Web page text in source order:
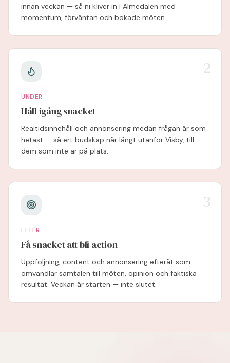
innan veckan — så ni kliver in i Almedalen med
momentum, förväntan och bokade möten.
2
UNDER
Håll igång snacket
Realtidsinnehåll och annonsering medan frågan är som
hetast — så ert budskap når långt utanför Visby, till
dem som inte är på plats.
3
EFTER
Få snacket att bli action
Uppföljning, content och annonsering efteråt som
omvandlar samtalen till möten, opinion och faktiska
resultat. Veckan är starten — inte slutet.